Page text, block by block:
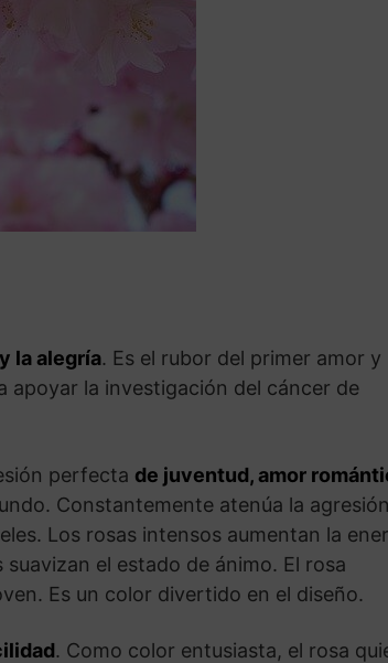
la alegría. Es el rubor del primer amor y
apoyar la investigación del cáncer de
perfecta de juventud, amor
Constantemente atenúa la
Los rosas intensos aumentan la
el estado de ánimo. El rosa
Es un color divertido en el diseño.
. Como color entusiasta, el rosa